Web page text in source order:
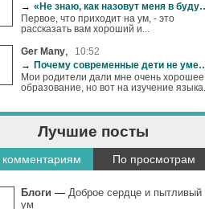
→ «Не знаю, как назовут меня в будущем…»
Первое, что приходит на ум, - это
рассказать вам хороший и...
Ger Many
10:52
→ Почему современные дети не умеют учиться...
Мои родители дали мне очень хорошее
образование, но вот на изучение языка...
Лучшие посты
По просмотрам
Блоги — Доброе сердце и пытливый
ум